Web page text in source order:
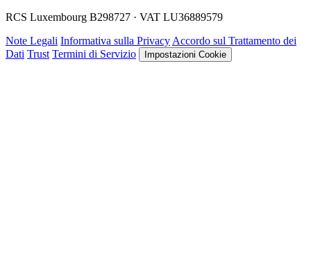
RCS Luxembourg B298727 · VAT LU36889579
Note Legali Informativa sulla Privacy Accordo sul Trattamento dei
Dati Trust Termini di Servizio Impostazioni Cookie